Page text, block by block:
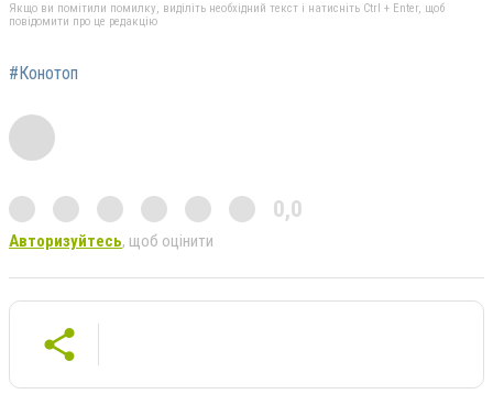
Якщо ви помітили помилку, виділіть необхідний текст і натисніть Ctrl + Enter, щоб
повідомити про це редакцію
#Конотоп
0,0
Авторизуйтесь, щоб оцінити